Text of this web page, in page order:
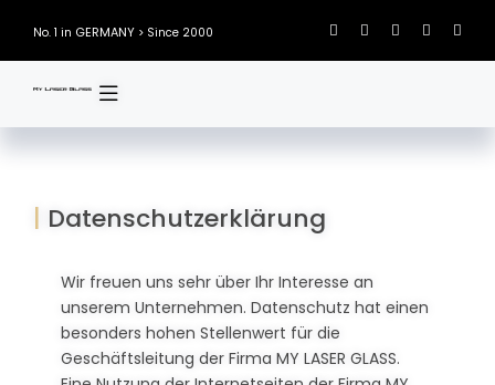
content
No. 1 in GERMANY > Since 2000
| Datenschutzerklärung
Wir freuen uns sehr über Ihr Interesse an
unserem Unternehmen. Datenschutz hat einen
besonders hohen Stellenwert für die
Geschäftsleitung der Firma MY LASER GLASS.